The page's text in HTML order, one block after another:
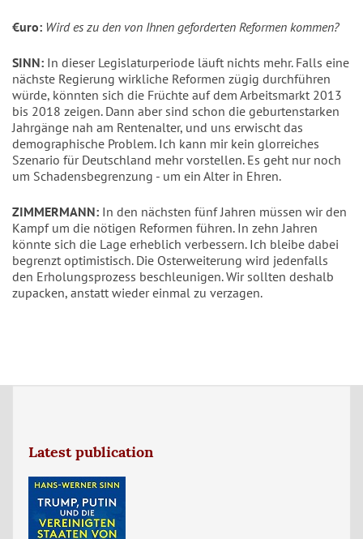
€uro: Wird es zu den von Ihnen geforderten Reformen kommen?
SINN: In dieser Legislaturperiode läuft nichts mehr. Falls eine
nächste Regierung wirkliche Reformen zügig durchführen
würde, könnten sich die Früchte auf dem Arbeitsmarkt 2013
bis 2018 zeigen. Dann aber sind schon die geburtenstarken
Jahrgänge nah am Rentenalter, und uns erwischt das
demographische Problem. Ich kann mir kein glorreiches
Szenario für Deutschland mehr vorstellen. Es geht nur noch
um Schadensbegrenzung - um ein Alter in Ehren.
ZIMMERMANN: In den nächsten fünf Jahren müssen wir den
Kampf um die nötigen Reformen führen. In zehn Jahren
könnte sich die Lage erheblich verbessern. Ich bleibe dabei
begrenzt optimistisch. Die Osterweiterung wird jedenfalls
den Erholungsprozess beschleunigen. Wir sollten deshalb
zupacken, anstatt wieder einmal zu verzagen.
Latest publication